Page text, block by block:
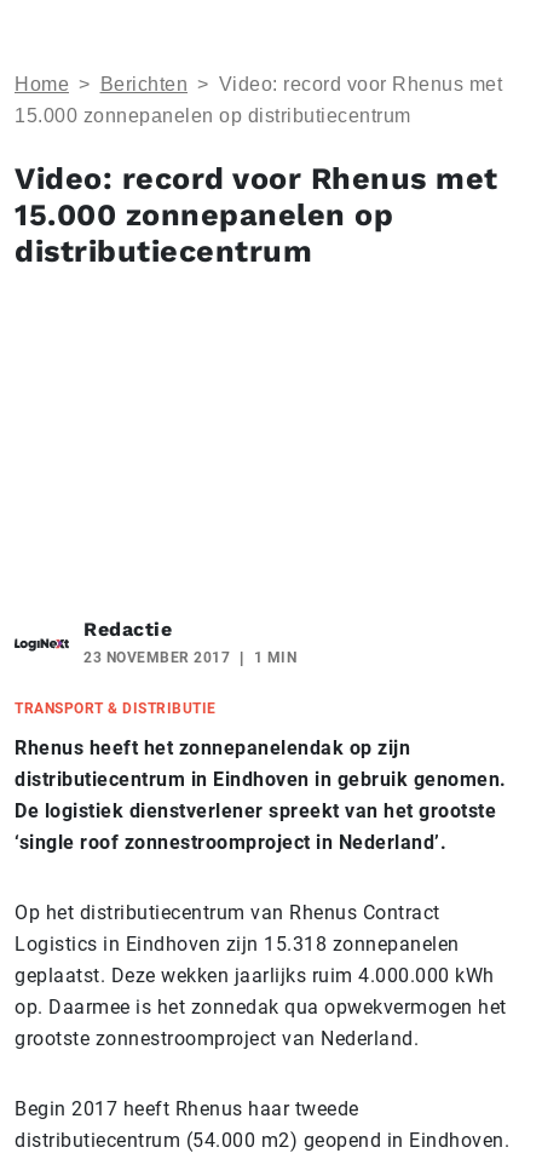
Home > Berichten > Video: record voor Rhenus met
15.000 zonnepanelen op distributiecentrum
Video: record voor Rhenus met
15.000 zonnepanelen op
distributiecentrum
Redactie
23 NOVEMBER 2017 1 MIN
TRANSPORT & DISTRIBUTIE
Rhenus heeft het zonnepanelendak op zijn
distributiecentrum in Eindhoven in gebruik genomen.
De logistiek dienstverlener spreekt van het grootste
‘single roof zonnestroomproject in Nederland’.
Op het distributiecentrum van Rhenus Contract
Logistics in Eindhoven zijn 15.318 zonnepanelen
geplaatst. Deze wekken jaarlijks ruim 4.000.000 kWh
op. Daarmee is het zonnedak qua opwekvermogen het
grootste zonnestroomproject van Nederland.
Begin 2017 heeft Rhenus haar tweede
distributiecentrum (54.000 m2) geopend in Eindhoven.